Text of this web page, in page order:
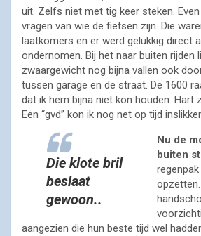
uit. Zelfs niet met tig keer steken.
vragen van wie de fietsen zijn. Die
laatkomers en er werd gelukkig direct
ondernomen. Bij het naar buiten rijden
zwaargewicht nog bijna vallen ook
tussen garage en de straat. De 1600
dat ik hem bijna niet kon houden. Hart
Een “gvd” kon ik nog net op tijd
Die klote bril
beslaat
gewoon..
Nu de
buiten
aangezien die hun beste tijd wel